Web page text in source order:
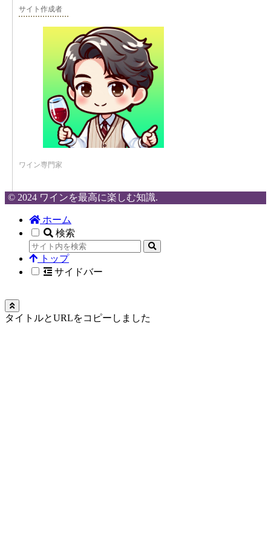
サイト作成者
ワイン専門家
© 2024 ワインを最高に楽しむ知識.
ホーム
検索
トップ
サイドバー
タイトルとURLをコピーしました